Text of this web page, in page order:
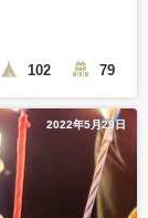
102 79
2022年5月29日